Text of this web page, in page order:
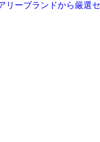
リーブランドから厳選